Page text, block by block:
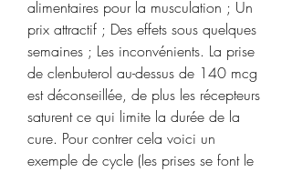
alimentaires pour la musculation ; Un
prix attractif ; Des effets sous quelques
semaines ; Les inconvénients. La prise
de clenbuterol au-dessus de 140 mcg
est déconseillée, de plus les récepteurs
saturent ce qui limite la durée de la
cure. Pour contrer cela voici un
exemple de cycle (les prises se font le